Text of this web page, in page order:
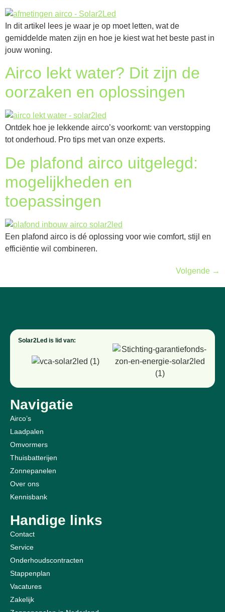
In dit artikel lees je waar je op moet letten, wat de
gemiddelde maten zijn en hoe je kiest wat het beste past in
jouw woning.
Airco lekt water? Dit zijn de
oorzaken en oplossingen
Ontdek hoe je lekkende airco’s voorkomt: van verstopping
tot onderhoud. Pro tips met van onze experts.
De plafond airco uitgelegd:
mogelijkheden en
toepassingen
Een plafond airco is dé oplossing voor wie comfort, stijl en
efficiëntie wil combineren.
Volgende →
Handige links
Contact
Service
Onderhoudscontracten
Stappenplan
Vacatures
Zakelijk
Navigatie
Airco’s
Laadpalen
Omvormers
Thuisbatterijen
Zonnepanelen
Over ons
Kennisbank
Solar2Led is lid van: